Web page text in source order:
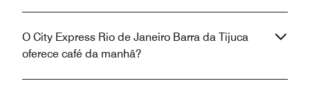
O City Express Rio de Janeiro Barra da Tijuca
oferece café da manhã?